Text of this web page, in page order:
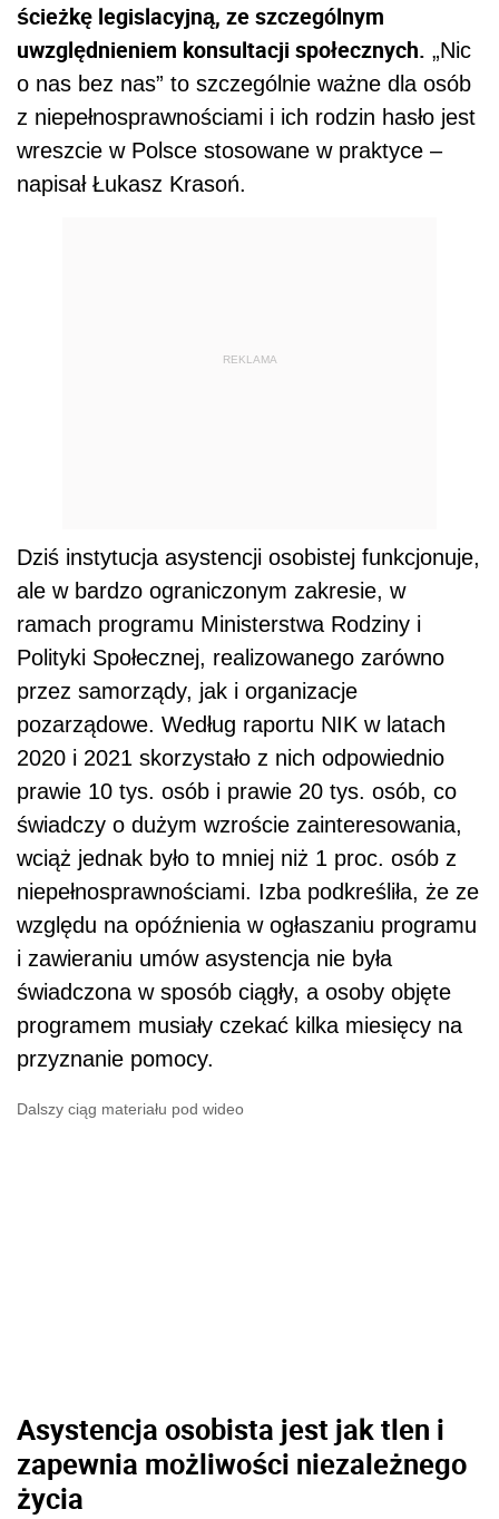
ścieżkę legislacyjną, ze szczególnym
uwzględnieniem konsultacji społecznych. „Nic
o nas bez nas” to szczególnie ważne dla osób
z niepełnosprawnościami i ich rodzin hasło jest
wreszcie w Polsce stosowane w praktyce –
napisał Łukasz Krasoń.
REKLAMA
Dziś instytucja asystencji osobistej funkcjonuje,
ale w bardzo ograniczonym zakresie, w
ramach programu Ministerstwa Rodziny i
Polityki Społecznej, realizowanego zarówno
przez samorządy, jak i organizacje
pozarządowe. Według raportu NIK w latach
2020 i 2021 skorzystało z nich odpowiednio
prawie 10 tys. osób i prawie 20 tys. osób, co
świadczy o dużym wzroście zainteresowania,
wciąż jednak było to mniej niż 1 proc. osób z
niepełnosprawnościami. Izba podkreśliła, że ze
względu na opóźnienia w ogłaszaniu programu
i zawieraniu umów asystencja nie była
świadczona w sposób ciągły, a osoby objęte
programem musiały czekać kilka miesięcy na
przyznanie pomocy.
Dalszy ciąg materiału pod wideo
Asystencja osobista jest jak tlen i
zapewnia możliwości niezależnego
życia